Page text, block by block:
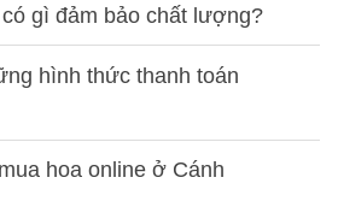
gì đảm bảo chất lượng?
hình thức thanh toán
hoa online ở Cánh